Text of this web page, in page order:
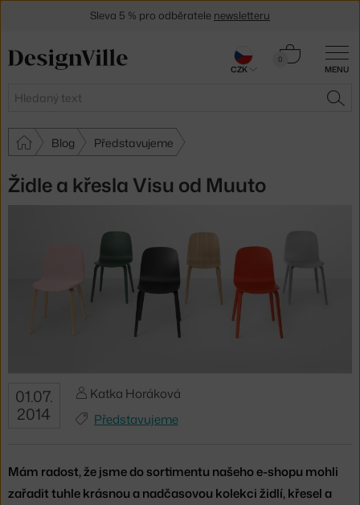
MENU
Hledat
0
Košík
Blog Představujeme
Židle a křesla Visu od Muuto
01.07.
2014
Katka Horáková
Představujeme
Mám radost, že jsme do sortimentu našeho e-shopu mohli
zařadit tuhle krásnou a nadčasovou kolekci židlí, křesel a
Sleva 5 % pro odběratele newsletteru
CZK